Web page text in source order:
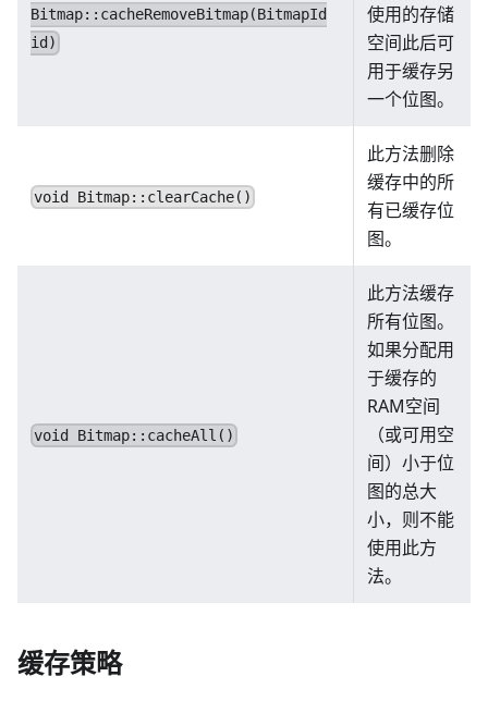
Bitmap::cacheRemoveBitmap(BitmapId
id)
使用的存储
空间此后可
用于缓存另
一个位图。
void Bitmap::clearCache()
此方法删除
缓存中的所
有已缓存位
图。
void Bitmap::cacheAll()
此方法缓存
所有位图。
如果分配用
于缓存的
RAM空间
（或可用空
间）小于位
图的总大
小，则不能
使用此方
法。
缓存策略